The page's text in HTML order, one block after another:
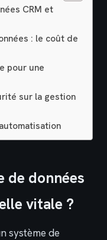
CRM et
: le coût de
pour une
sur la gestion
de données
vitale ?
système de